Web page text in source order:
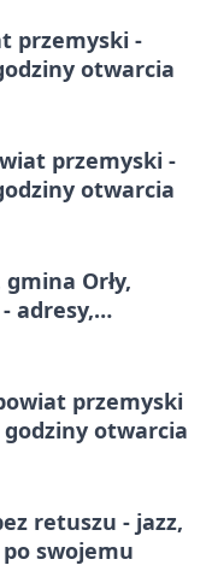
przemyski -
otwarcia
przemyski -
otwarcia
Orły,
adresy,
przemyski
otwarcia
retuszu - jazz,
po swojemu